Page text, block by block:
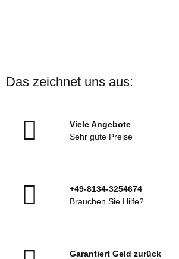
Das zeichnet uns aus:
Viele Angebote
Sehr gute Preise
+49-8134-3254674
Brauchen Sie Hilfe?
Garantiert Geld zurück